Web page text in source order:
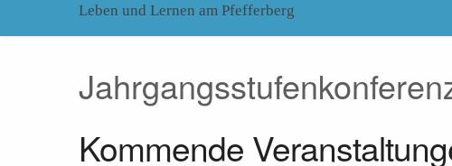
Leben und Lernen am Pfefferberg
Kommende